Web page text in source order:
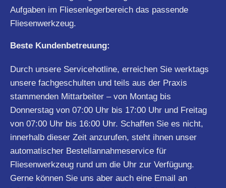
Aufgaben im Fliesenlegerbereich das passende
Fliesenwerkzeug.
Beste Kundenbetreuung:
Durch unsere Servicehotline, erreichen Sie werktags
unsere fachgeschulten und teils aus der Praxis
stammenden Mittarbeiter – von Montag bis
Donnerstag von 07:00 Uhr bis 17:00 Uhr und Freitag
von 07:00 Uhr bis 16:00 Uhr. Schaffen Sie es nicht,
innerhalb dieser Zeit anzurufen, steht ihnen unser
automatischer Bestellannahmeservice für
Fliesenwerkzeug rund um die Uhr zur Verfügung.
Gerne können Sie uns aber auch eine Email an